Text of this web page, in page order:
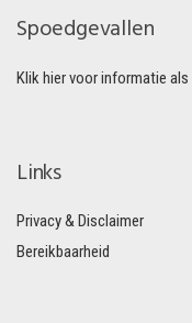
Spoedgevallen
Klik hier voor informatie
Links
Privacy & Disclaimer
Bereikbaarheid